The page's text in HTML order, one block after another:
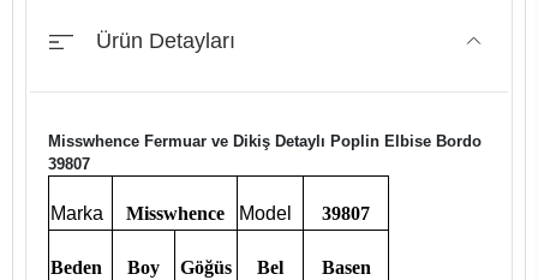
Ürün Detayları
Misswhence Fermuar ve Dikiş Detaylı Poplin Elbise Bordo
39807
Marka Misswhence Model 39807
Beden Boy Göğüs Bel Basen